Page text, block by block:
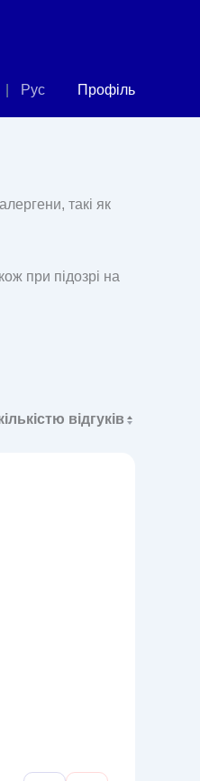
Рус Профіль
такі як
при підозрі на
відгуків